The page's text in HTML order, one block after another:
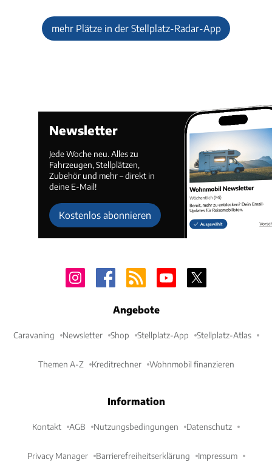
mehr Plätze in der Stellplatz-Radar-App
Newsletter
Jede Woche neu. Alles zu
Fahrzeugen, Stellplätzen,
Zubehör und mehr – direkt in
deine E-Mail!
Kostenlos abonnieren
Angebote
Caravaning Newsletter Shop Stellplatz-App Stellplatz-Atlas
Themen A-Z Kreditrechner Wohnmobil finanzieren
Information
Kontakt AGB Nutzungsbedingungen Datenschutz
Privacy Manager Barrierefreiheitserklärung Impressum